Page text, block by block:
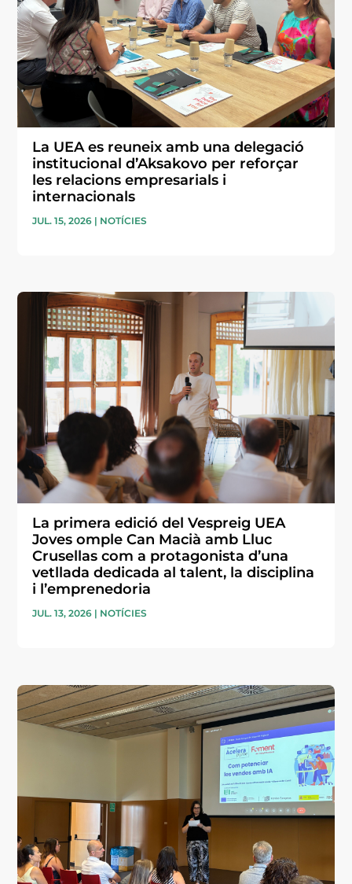
La UEA es reuneix amb una delegació
institucional d’Aksakovo per reforçar
les relacions empresarials i
internacionals
JUL. 15, 2026 | NOTÍCIES
La primera edició del Vespreig UEA
Joves omple Can Macià amb Lluc
Crusellas com a protagonista d’una
vetllada dedicada al talent, la disciplina
i l’emprenedoria
JUL. 13, 2026 | NOTÍCIES